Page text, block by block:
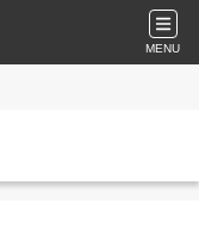
MENU